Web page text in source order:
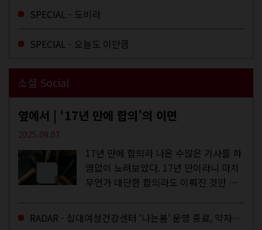
에 스며드는 경험을 하기도 한다. 좀처럼
듣지 않던 장르의 노래를...
SPECIAL - 도비라
SPECIAL - 오늘도 이만큼
소셜 Social
옆에서 | ‘17년 만에 합의’의 이면
2025.09.07
17년 만에 합의라 나온 수많은 기사를 하
염없이 노려보았다. 17년 만이라니 마치
무언가 대단한 합의라도 이뤄진 것만 같
을 결정하는 심의기구인 최저임금위원회
에 대한 소식을 전하는 기사였는데,...
RADAR - 십대여성건강센터 ‘나는봄’ 운영 종료, 약자로부터 멀어지는 도시